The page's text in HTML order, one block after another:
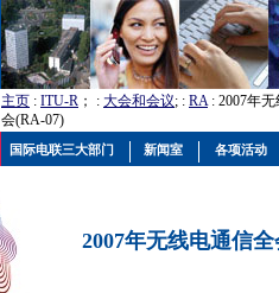
主页 : ITU-R ； : 大会和会议; : RA: 2007年
会(RA-07)
2007年无线电通信
国际电联三大部门 新闻室 各项活动